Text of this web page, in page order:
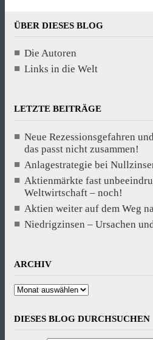
ÜBER DIESES BLOG
Die Autoren
Links in die Welt
LETZTE BEITRÄGE
Neue Rezessionsgefahren
das passt nicht zusammen!
Anlagestrategie bei
Aktienmärkte fast
Weltwirtschaft – noch!
Aktien weiter auf dem Weg
Niedrigzinsen – Ursachen
ARCHIV
Archiv
DIESES BLOG DURCHSUCHEN